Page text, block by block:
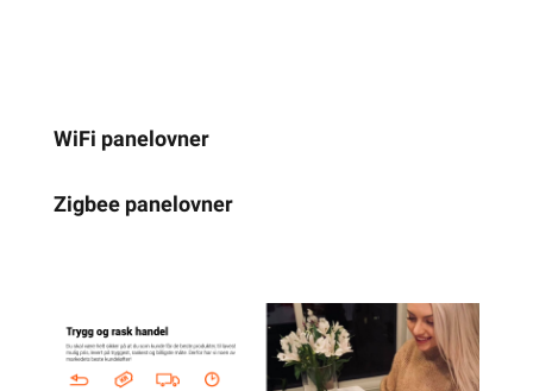
WiFi panelovner
Zigbee panelovner